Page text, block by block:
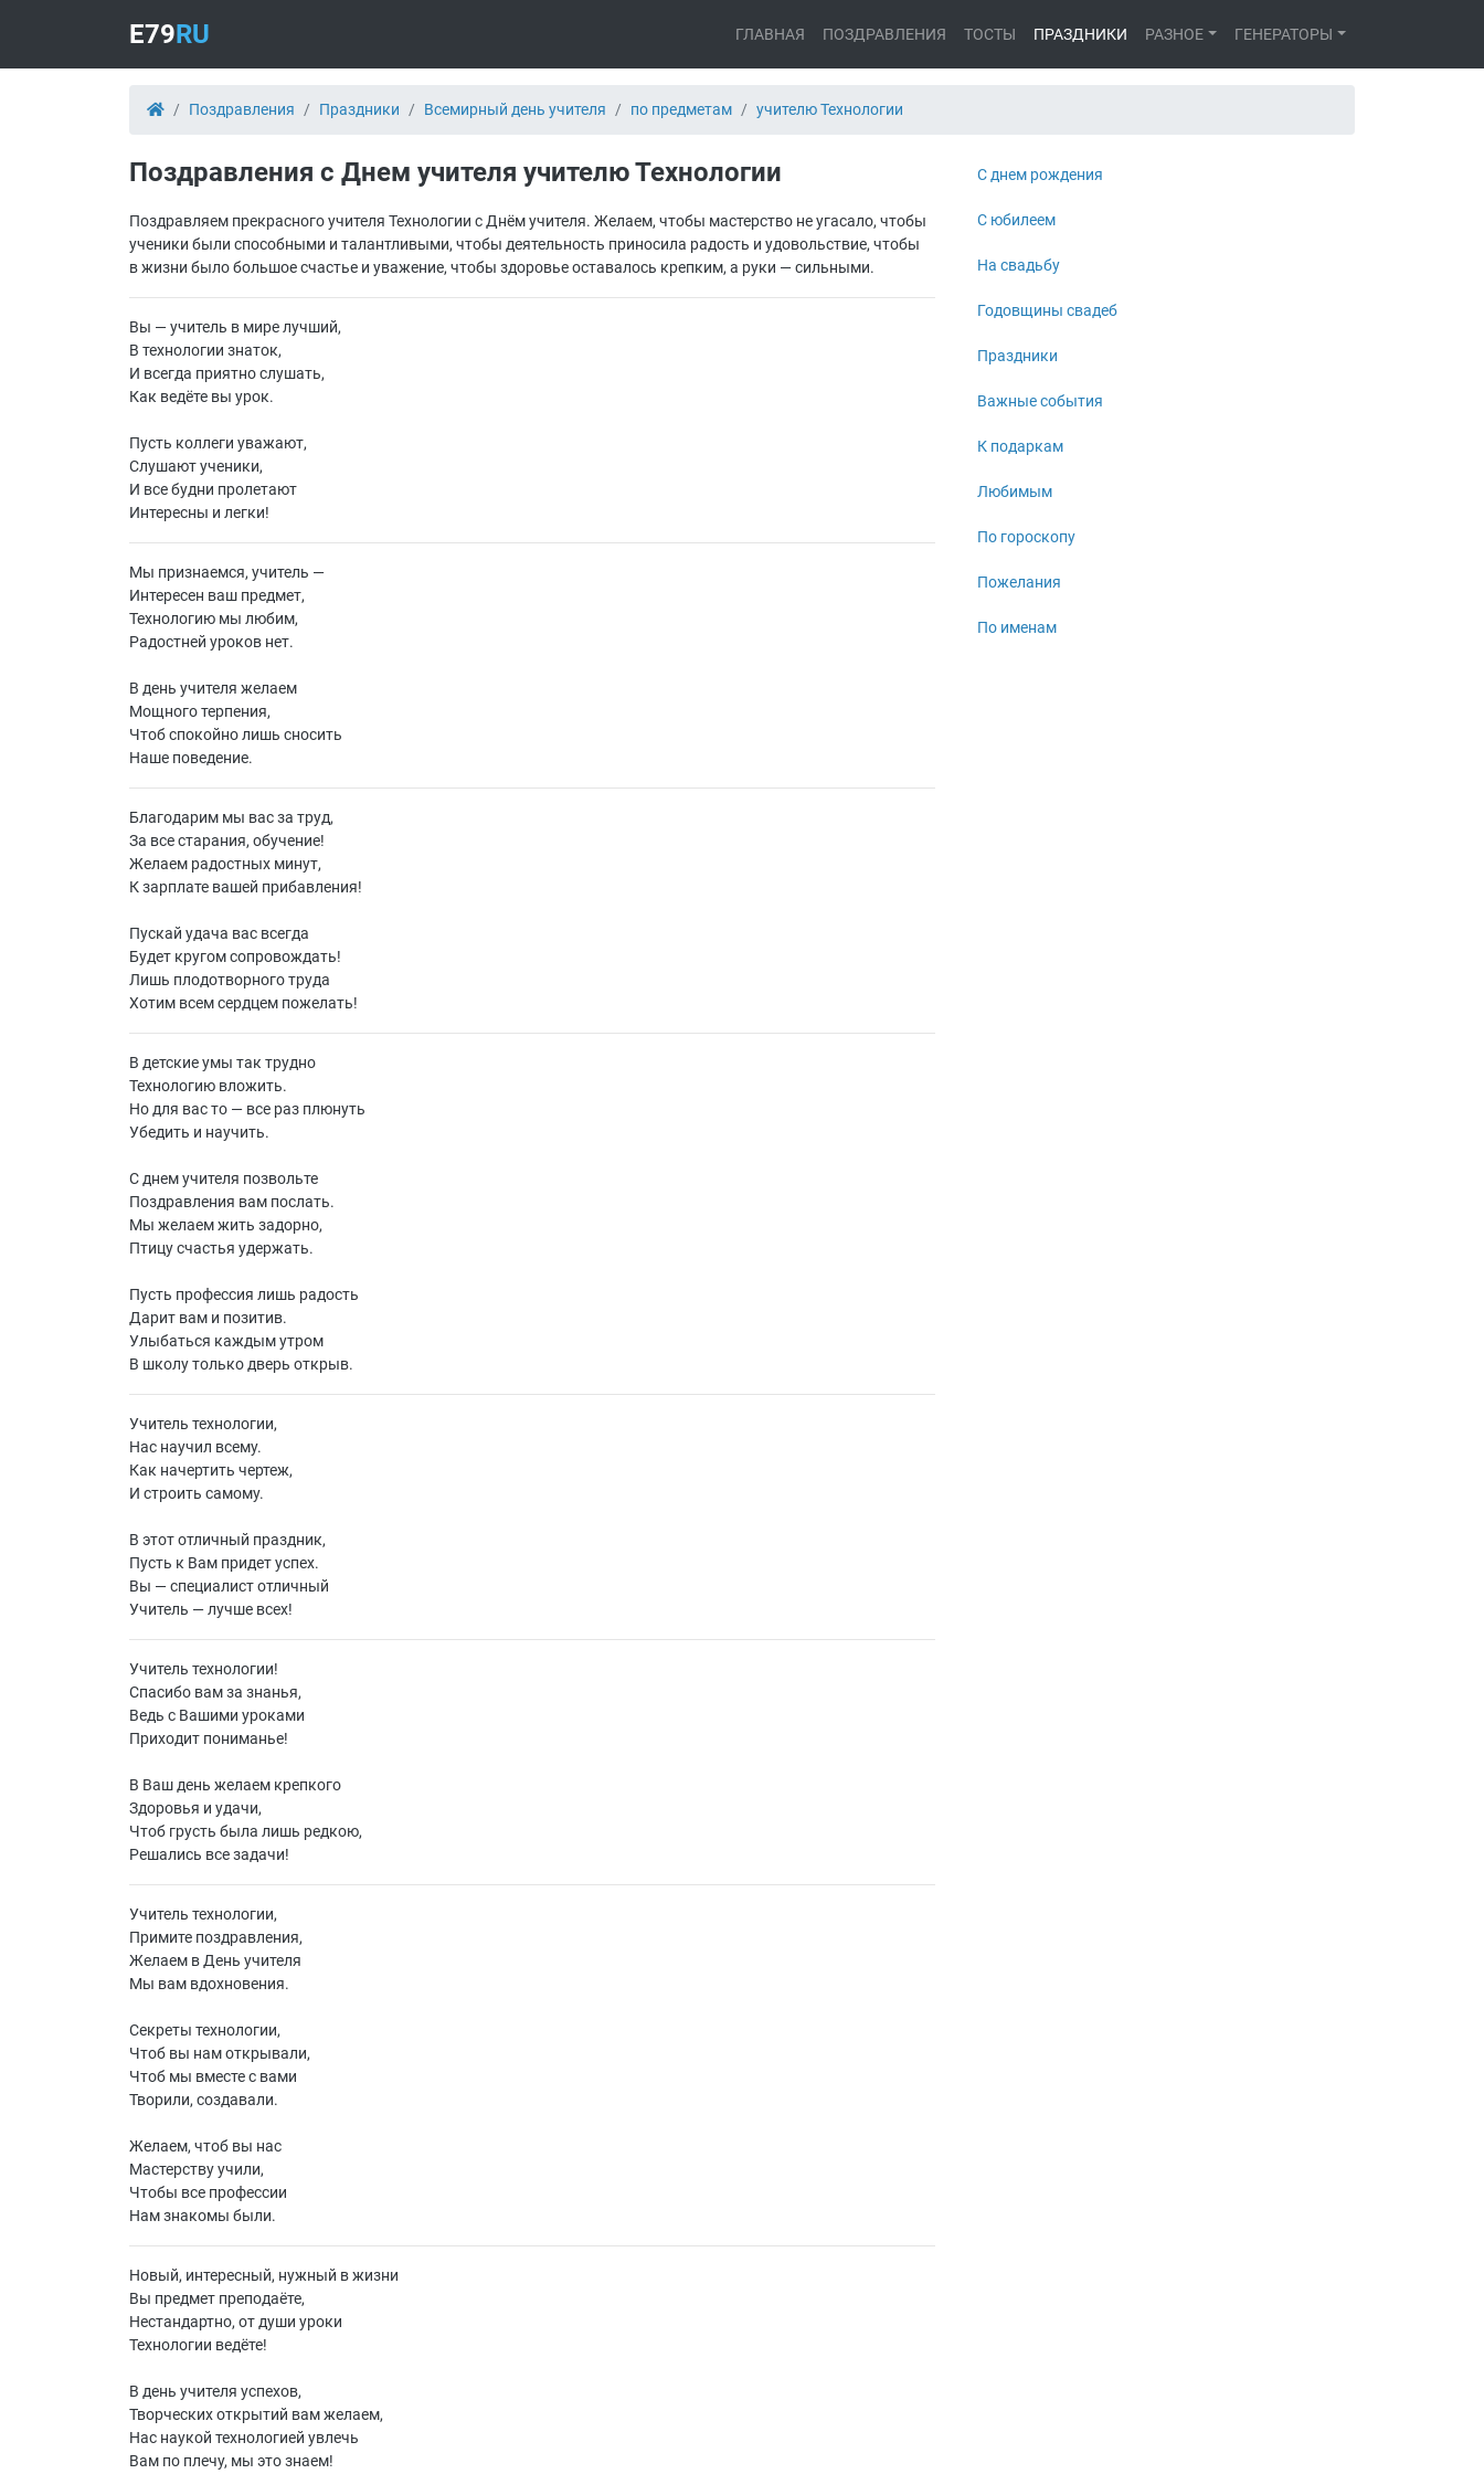
E79RU ГЛАВНАЯ ПОЗДРАВЛЕНИЯ ТОСТЫ ПРАЗДНИКИ РАЗНОЕ ГЕНЕРАТОРЫ
Поздравления Праздники Всемирный день учителя по предметам учителю Технологии
Поздравления с Днем учителя учителю Технологии
Поздравляем прекрасного учителя Технологии с Днём учителя. Желаем, чтобы мастерство не угасало, чтобы
ученики были способными и талантливыми, чтобы деятельность приносила радость и удовольствие, чтобы
в жизни было большое счастье и уважение, чтобы здоровье оставалось крепким, а руки — сильными.
Вы — учитель в мире лучший,
В технологии знаток,
И всегда приятно слушать,
Как ведёте вы урок.
Пусть коллеги уважают,
Слушают ученики,
И все будни пролетают
Интересны и легки!
Мы признаемся, учитель —
Интересен ваш предмет,
Технологию мы любим,
Радостней уроков нет.
В день учителя желаем
Мощного терпения,
Чтоб спокойно лишь сносить
Наше поведение.
Благодарим мы вас за труд,
За все старания, обучение!
Желаем радостных минут,
К зарплате вашей прибавления!
Пускай удача вас всегда
Будет кругом сопровождать!
Лишь плодотворного труда
Хотим всем сердцем пожелать!
В детские умы так трудно
Технологию вложить.
Но для вас то — все раз плюнуть
Убедить и научить.
С днем учителя позвольте
Поздравления вам послать.
Мы желаем жить задорно,
Птицу счастья удержать.
Пусть профессия лишь радость
Дарит вам и позитив.
Улыбаться каждым утром
В школу только дверь открыв.
Учитель технологии,
Нас научил всему.
Как начертить чертеж,
И строить самому.
В этот отличный праздник,
Пусть к Вам придет успех.
Вы — специалист отличный
Учитель — лучше всех!
Учитель технологии!
Спасибо вам за знанья,
Ведь с Вашими уроками
Приходит пониманье!
В Ваш день желаем крепкого
Здоровья и удачи,
Чтоб грусть была лишь редкою,
Решались все задачи!
Учитель технологии,
Примите поздравления,
Желаем в День учителя
Мы вам вдохновения.
Секреты технологии,
Чтоб вы нам открывали,
Чтоб мы вместе с вами
Творили, создавали.
Желаем, чтоб вы нас
Мастерству учили,
Чтобы все профессии
Нам знакомы были.
Новый, интересный, нужный в жизни
Вы предмет преподаёте,
Нестандартно, от души уроки
Технологии ведёте!
В день учителя успехов,
Творческих открытий вам желаем,
Нас наукой технологией увлечь
Вам по плечу, мы это знаем!
С днем рождения
С юбилеем
На свадьбу
Годовщины свадеб
Праздники
Важные события
К подаркам
Любимым
По гороскопу
Пожелания
По именам